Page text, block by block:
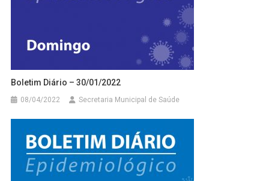
Boletim Diário – 30/01/2022
08/04/2022 Secretaria Municipal de Saúde